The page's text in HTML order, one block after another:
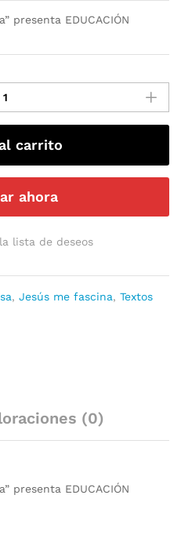
presenta EDUCACIÓN
carrito
ahora
lista de deseos
, Jesús me fascina, Textos
(0)
presenta EDUCACIÓN